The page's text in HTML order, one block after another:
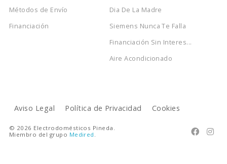
Métodos de Envío
Financiación
Dia De La Madre
Siemens Nunca Te Falla
Financiación Sin Interes...
Aire Acondicionado
Aviso Legal Política de Privacidad Cookies
 
© 2026 Electrodomésticos Pineda.
Miembro del grupo Medired